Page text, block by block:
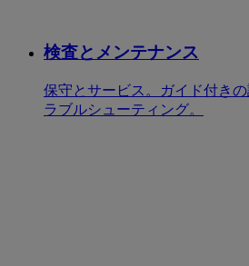
検査とメンテナンス
保守とサービス。ガイド付き
ラブルシューティング。